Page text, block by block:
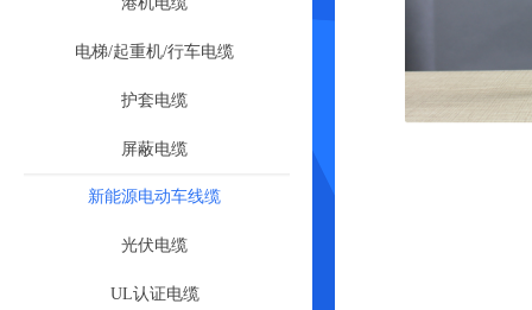
电梯/起重机/行车电缆
护套电缆
屏蔽电缆
新能源电动车线缆
光伏电缆
UL认证电缆